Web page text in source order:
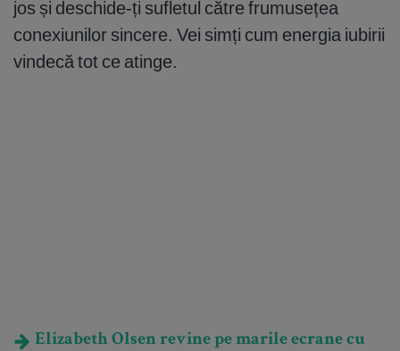
jos și deschide-ți sufletul către frumusețea
conexiunilor sincere. Vei simți cum energia iubirii
vindecă tot ce atinge.
Elizabeth Olsen revine pe marile ecrane cu